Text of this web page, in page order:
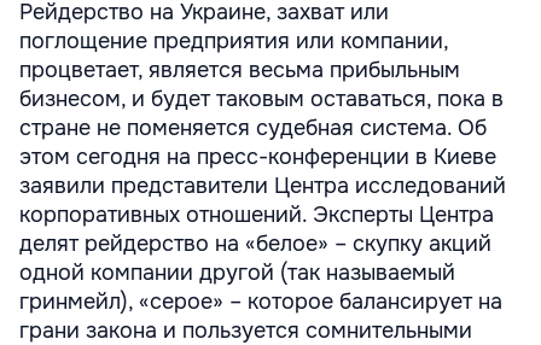
Рейдерство на Украине, захват или
поглощение предприятия или компании,
процветает, является весьма прибыльным
бизнесом, и будет таковым оставаться, пока в
стране не поменяется судебная система. Об
этом сегодня на пресс-конференции в Киеве
заявили представители Центра исследований
корпоративных отношений. Эксперты Центра
делят рейдерство на «белое» – скупку акций
одной компании другой (так называемый
гринмейл), «серое» – которое балансирует на
грани закона и пользуется сомнительными